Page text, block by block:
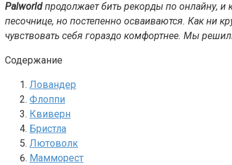
Palworldпродолжает бить рекорды по онлайну, и
песочнице, но постепенно осваиваются. Как ни
чувствовать себя гораздо комфортнее. Мы
Содержание
Ловандер
Флоппи
Квиверн
Бристла
Лютоволк
Мамморест